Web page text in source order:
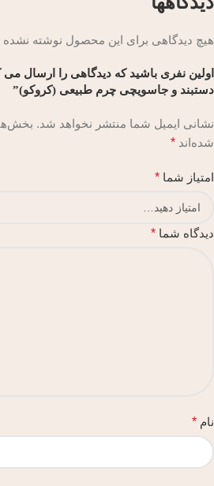
هیچ دیدگاهی برای این محصول نوشته
اولین نفری باشید که دیدگاهی را ارسال
دستبند و جاسویچی چرم طبیعی (کروکو)”
نشانی ایمیل شما منتشر نخواهد شد.
شده‌اند *
امتیاز شما *
دیدگاه شما *
نام *